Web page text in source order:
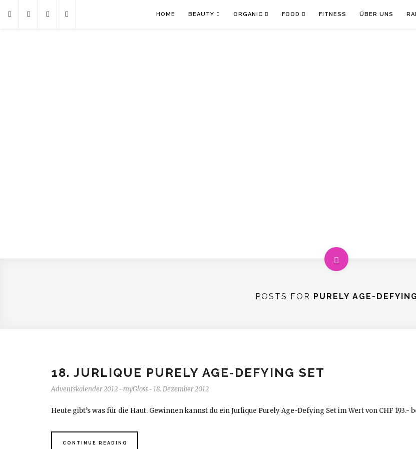
HOME BEAUTY ORGANIC FOOD FITNESS ÜBER UNS
POSTS FOR PURELY AGE-DEFYING
18. JURLIQUE PURELY AGE-DEFYING SET
Adventskalender 2012 - myGloss - 18. Dezember 2012
Heute gibt’s was für die Haut. Gewinnen kannst du ein Jurlique Purely Age-Defying Set im Wert von CHF
CONTINUE READING